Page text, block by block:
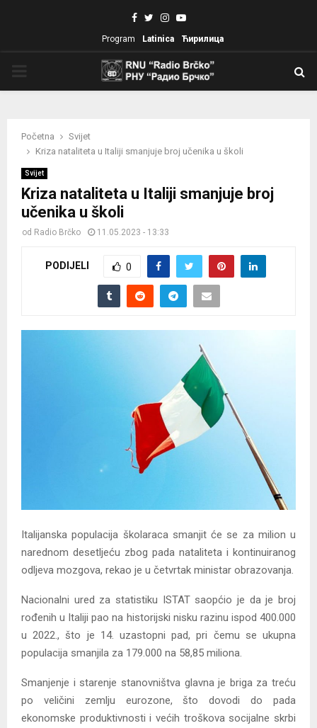
Facebook
TwitterInstagram
Youtube
Program Latinica Ћирилица
Početna
Svijet
Kriza nataliteta u Italiji smanjuje broj učenika u školi
Svijet
Kriza nataliteta u Italiji smanjuje broj
učenika u školi
od Radio Brčko 11.05.2023 - 13:33
PODIJELI 0
Italijanska populacija školaraca smanjit će se za milion u
narednom desetljeću zbog pada nataliteta i kontinuiranog
odljeva mozgova, rekao je u četvrtak ministar obrazovanja.
Nacionalni ured za statistiku ISTAT saopćio je da je broj
rođenih u Italiji pao na historijski nisku razinu ispod 400.000
u 2022., što je 14. uzastopni pad, pri čemu se ukupna
populacija smanjila za 179.000 na 58,85 miliona.
Smanjenje i starenje stanovništva glavna je briga za treću
po veličini zemlju eurozone, što dovodi do pada
ekonomske produktivnosti i većih troškova socijalne skrbi